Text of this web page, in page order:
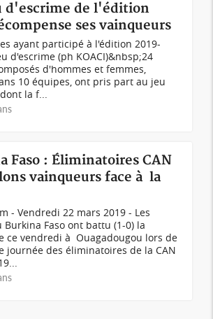
d'escrime de l'édition
ses vainqueurs
ayant participé à l'édition 2019-
d'escrime (ph KOACI)&nbsp;24
d'hommes et femmes,
10 équipes, ont pris part au jeu
la f...
Faso : Éliminatoires CAN
vainqueurs face à la
- Vendredi 22 mars 2019 - Les
Burkina Faso ont battu (1-0) la
ce vendredi à Ouagadougou lors de
journée des éliminatoires de la CAN